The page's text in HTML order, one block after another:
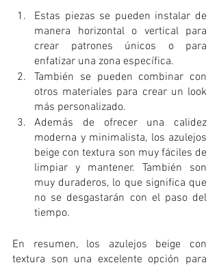
Estas piezas se pueden instalar de
manera horizontal o vertical para
crear patrones únicos o para
enfatizar una zona específica.
También se pueden combinar con
otros materiales para crear un look
más personalizado.
Además de ofrecer una calidez
moderna y minimalista, los azulejos
beige con textura son muy fáciles de
limpiar y mantener. También son
muy duraderos, lo que significa que
no se desgastarán con el paso del
tiempo.
En resumen, los azulejos beige con
textura son una excelente opción para